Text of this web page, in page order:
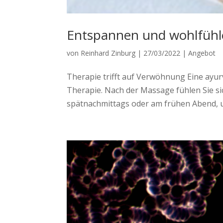
Entspannen und
von Reinhard Zinburg | 27/03/2022 |Angebot
Therapie trifft auf Verwöhnung Eine
Therapie. Nach der Massage fühlen Sie
spätnachmittags oder am frühen Abend,